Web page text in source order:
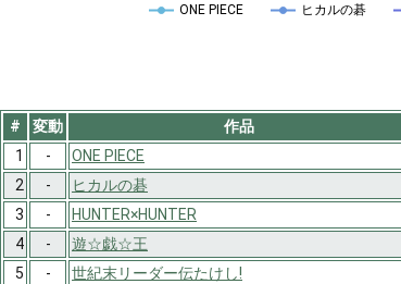
ONE PIECE ヒカルの碁
# 変動 作品
1
- ONE PIECE
2
- ヒカルの碁
3
- HUNTER×HUNTER
4
- 遊☆戯☆王
5
- 世紀末リーダー伝たけし!